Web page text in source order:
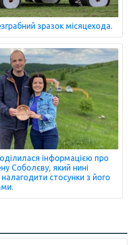
зразок місяцехода.
інформацією про
Соболєву, який нині
стосунки з його